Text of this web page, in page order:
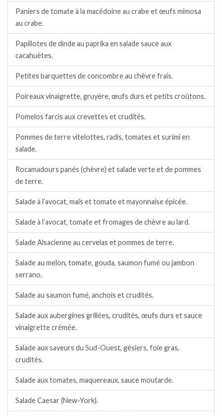
Paniers de tomate à la macédoine au crabe et œufs mimosa
au crabe.
Papillotes de dinde au paprika en salade sauce aux
cacahuètes.
Petites barquettes de concombre au chèvre frais.
Poireaux vinaigrette, gruyère, œufs durs et petits croûtons.
Pomelos farcis aux crevettes et crudités.
Pommes de terre vitelottes, radis, tomates et surimi en
salade.
Rocamadours panés (chèvre) et salade verte et de pommes
de terre.
Salade à l’avocat, maïs et tomate et mayonnaise épicée.
Salade à l’avocat, tomate et fromages de chèvre au lard.
Salade Alsacienne au cervelas et pommes de terre.
Salade au melon, tomate, gouda, saumon fumé ou jambon
serrano.
Salade au saumon fumé, anchois et crudités.
Salade aux aubergines grillées, crudités, œufs durs et sauce
vinaigrette crémée.
Salade aux saveurs du Sud-Ouest, gésiers, foie gras,
crudités.
Salade aux tomates, maquereaux, sauce moutarde.
Salade Caesar (New-York).